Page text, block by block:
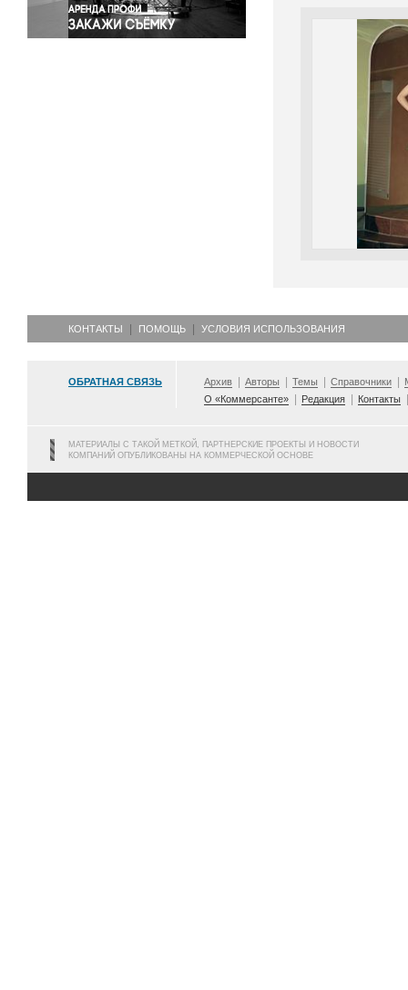
КОНТАКТЫ ПОМОЩЬ УСЛОВИЯ ИСПОЛЬЗОВАНИЯ
ОБРАТНАЯ СВЯЗЬ Архив Авторы Темы Справочники
О «Коммерсанте»
Редакция Контакты
МАТЕРИАЛЫ С ТАКОЙ МЕТКОЙ, ПАРТНЕРСКИЕ ПРОЕКТЫ И НОВОСТИ
КОМПАНИЙ ОПУБЛИКОВАНЫ НА КОММЕРЧЕСКОЙ ОСНОВЕ